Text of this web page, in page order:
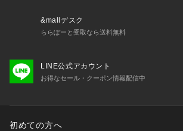
&mallデスク
ららぽーと受取なら送料無料
LINE公式アカウント
お得なセール・クーポン情報配信中
初めての方へ